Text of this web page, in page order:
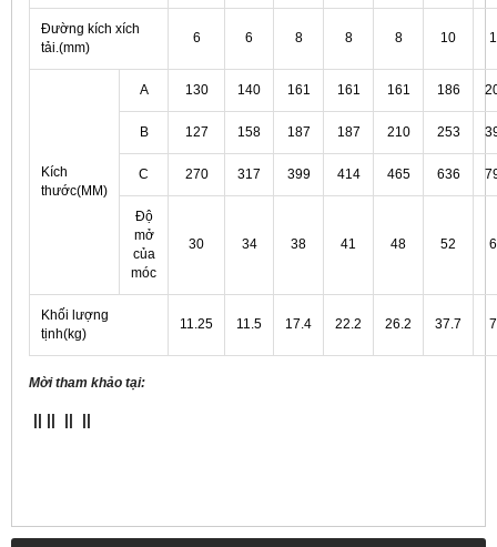
Đường kích xích
tải.(mm)
6 6 8 8 8 10
Kích
thước(MM)
A 130 140 161 161 161 186
B 127 158 187 187 210 253
C 270 317 399 414 465 636
Độ
mở
của
móc
30 34 38 41 48 52
Khối lượng
tịnh(kg)
11.25 11.5 17.4 22.2 26.2 37.7
Mời tham khảo tại:
|| || || ||